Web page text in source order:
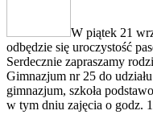
W piątek 21
odbędzie się uroczystość
Serdecznie zapraszamy
Gimnazjum nr 25 do
gimnazjum, szkoła
w tym dniu zajęcia o godz.